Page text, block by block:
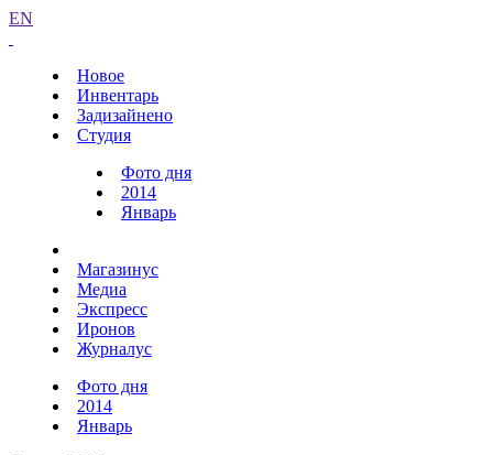
EN
Новое
Инвентарь
Задизайнено
Студия
Фото дня
2014
Январь
Магазинус
Медиа
Экспресс
Иронов
Журналус
Фото дня
2014
Январь